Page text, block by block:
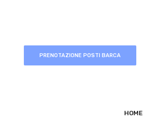
PRENOTAZIONE POSTI BARCA
HOME